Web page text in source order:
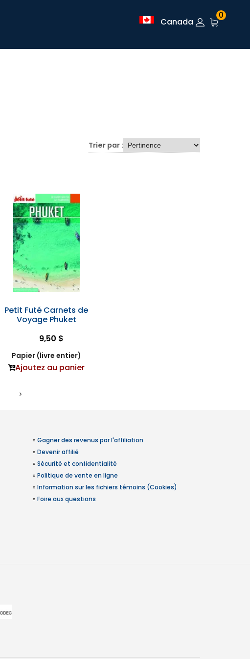
Canada
0
Trier par :
Petit Futé Carnets de
Voyage Phuket
9,50 $
Papier (livre entier)
Ajoutez au panier
» Gagner des revenus par l'affiliation
» Devenir affilié
» Sécurité et confidentialité
» Politique de vente en ligne
» Information sur les fichiers témoins (Cookies)
» Foire aux questions